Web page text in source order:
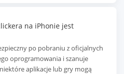
na iPhonie jest
po pobraniu z oficjalnych
oprogramowania i szanuje
aplikacje lub gry mogą